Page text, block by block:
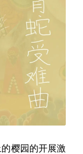
樱园的开展激